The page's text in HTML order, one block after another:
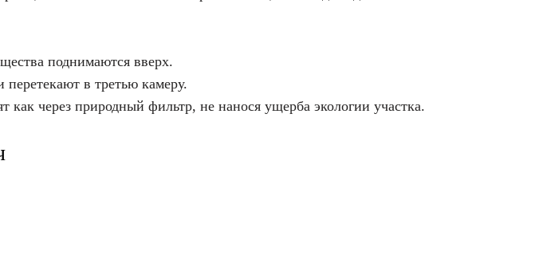
поднимаются вверх.
в третью камеру.
как через природный фильтр, не нанося ущерба экологии участка.